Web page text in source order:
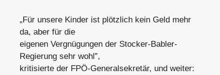
„Für unsere Kinder ist plötzlich kein Geld mehr
da, aber für die
eigenen Vergnügungen der Stocker-Babler-
Regierung sehr wohl”,
kritisierte der FPÖ-Generalsekretär, und weiter: